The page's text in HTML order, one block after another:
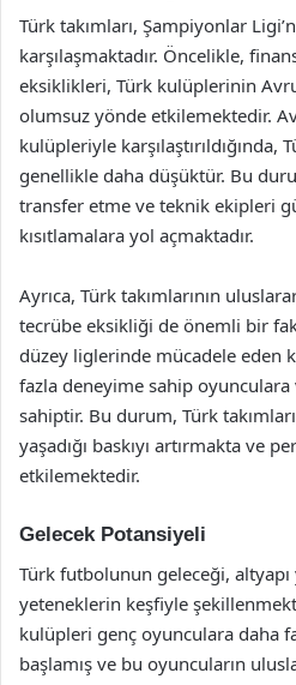
Türk takımları, Şampiyonlar
karşılaşmaktadır. Öncelikle,
eksiklikleri, Türk kulüplerinin
olumsuz yönde etkilemektedir.
kulüpleriyle karşılaştırıldığında,
genellikle daha düşüktür. Bu
transfer etme ve teknik ekipleri
kısıtlamalara yol açmaktadır.
Ayrıca, Türk takımlarının
tecrübe eksikliği de önemli bir
düzey liglerinde mücadele eden
fazla deneyime sahip
sahiptir. Bu durum, Türk
yaşadığı baskıyı artırmakta ve
etkilemektedir.
Gelecek Potansiyeli
Türk futbolunun geleceği, altyapı
yeteneklerin keşfiyle
kulüpleri genç oyunculara daha
başlamış ve bu oyuncuların